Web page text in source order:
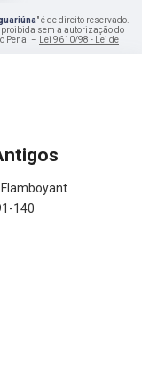
" é de direito reservado.
sem a autorização do
Penal –
Lei 9610/98 - Lei de
140